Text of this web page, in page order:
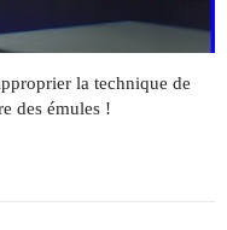
la technique de
des émules !